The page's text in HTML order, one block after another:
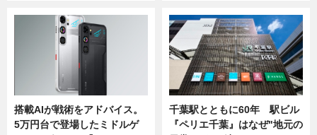
搭載AIが戦術をアドバイス。
5万円台で登場したミドルゲ
千葉駅とともに60年 駅ビル
『ペリエ千葉』はなぜ"地元の